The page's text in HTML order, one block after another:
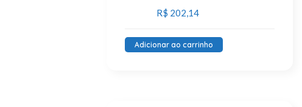
R$ 202,14
Adicionar ao carrinho